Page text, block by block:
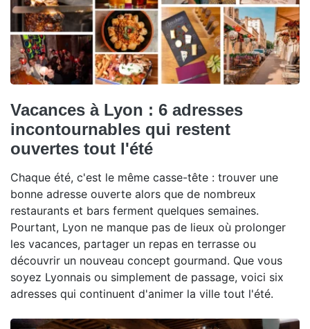
Vacances à Lyon : 6 adresses
incontournables qui restent
ouvertes tout l'été
Chaque été, c'est le même casse-tête : trouver une
bonne adresse ouverte alors que de nombreux
restaurants et bars ferment quelques semaines.
Pourtant, Lyon ne manque pas de lieux où prolonger
les vacances, partager un repas en terrasse ou
découvrir un nouveau concept gourmand. Que vous
soyez Lyonnais ou simplement de passage, voici six
adresses qui continuent d'animer la ville tout l'été.